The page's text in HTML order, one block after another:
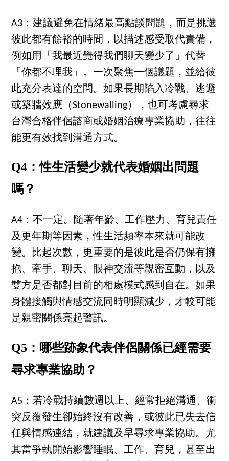
A3：建議避免在情緒最高點談問題，而是挑選
彼此都有餘裕的時間，以描述感受取代責備，
例如用「我最近覺得我們聊天變少了」代替
「你都不理我」。一次聚焦一個議題，並給彼
此充分表達的空間。如果長期陷入冷戰、逃避
或築牆效應（Stonewalling），也可考慮尋求
台灣合格伴侶諮商或婚姻治療專業協助，往往
能更有效找到溝通方式。
Q4：性生活變少就代表婚姻出問題
嗎？
A4：不一定。隨著年齡、工作壓力、育兒責任
及更年期等因素，性生活頻率本來就可能改
變。比起次數，更重要的是彼此是否仍保有擁
抱、牽手、聊天、眼神交流等親密互動，以及
雙方是否都對目前的相處模式感到自在。如果
身體接觸與情感交流同時明顯減少，才較可能
是親密關係亮起警訊。
Q5：哪些跡象代表伴侶關係已經需要
尋求專業協助？
A5：若冷戰持續數週以上、經常拒絕溝通、衝
突反覆發生卻始終沒有改善，或彼此已失去信
任與情感連結，就建議及早尋求專業協助。尤
其當爭執開始影響睡眠、工作、育兒，甚至出